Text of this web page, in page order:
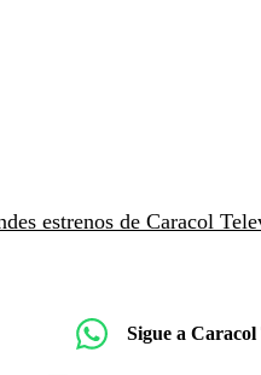
estrenos de Caracol
Sigue a